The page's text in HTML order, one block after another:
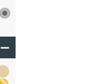
ー